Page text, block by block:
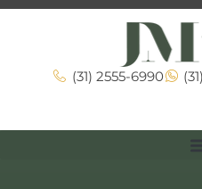
(31) 2555-6990